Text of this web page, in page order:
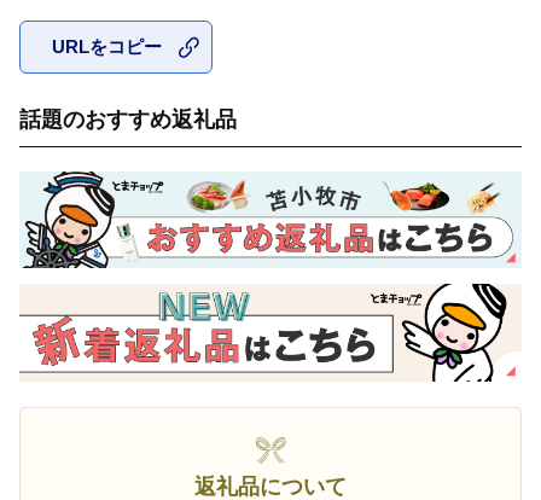
URLをコピー
話題のおすすめ返礼品
返礼品について